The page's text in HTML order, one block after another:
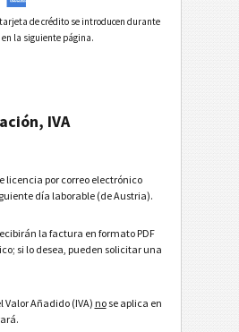
de crédito se introducen durante
en la siguiente página.
IVA
licencia por correo electrónico
día laborable (de Austria).
la factura en formato PDF
si lo desea, pueden solicitar una
Valor Añadido (IVA) nose aplica en